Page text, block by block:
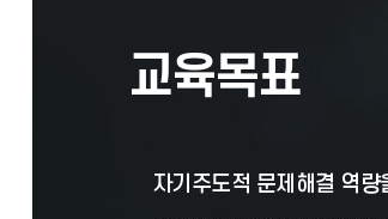
교육목표
자기주도적 문제해결 역량